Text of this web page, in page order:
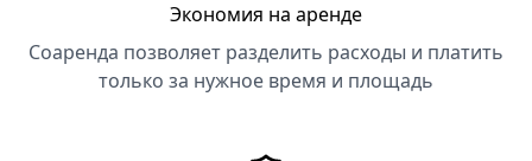
Экономия на аренде
Соаренда позволяет разделить расходы и платить
только за нужное время и площадь